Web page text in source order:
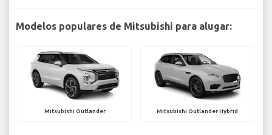
Modelos populares de Mitsubishi para alugar:
Mitsubishi Outlander Mitsubishi Outlander Hybrid